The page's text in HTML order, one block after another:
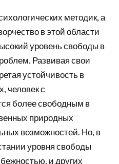
методик, а
в этой области
уровень свободы в
Развивая свои
устойчивость в
человек с
более свободным в
природных
возможностей. Но, в
уровня свободы
и других